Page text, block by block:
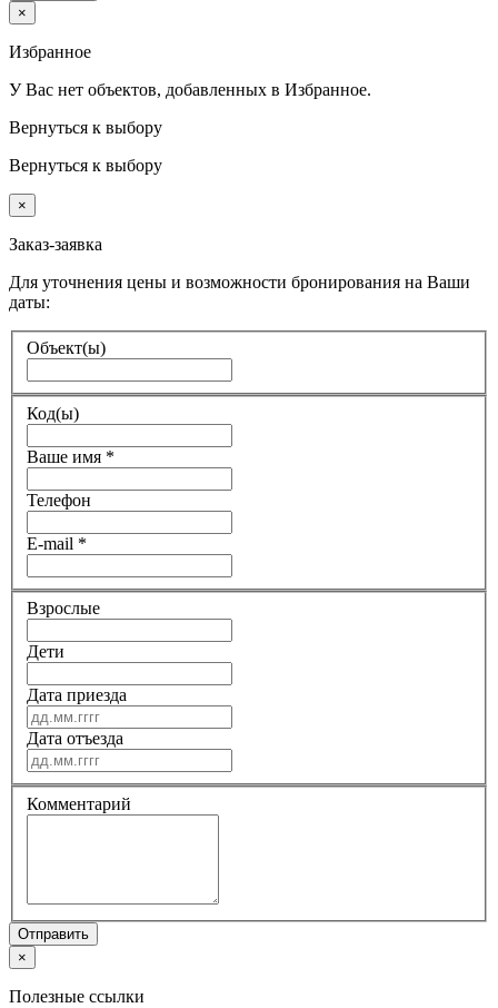
×
Избранное
У Вас нет объектов, добавленных в Избранное.
Вернуться к выбору
Вернуться к выбору
×
Заказ-заявка
Для уточнения цены и возможности бронирования на Ваши
даты:
Объект(ы)
Код(ы)
Ваше имя *
Телефон
E-mail *
Взрослые
Дети
Дата приезда
Дата отъезда
Комментарий
Отправить
×
Полезные ссылки